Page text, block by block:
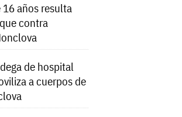
años resulta
contra
de hospital
a cuerpos de